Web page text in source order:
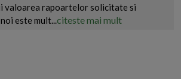
valoarea rapoartelor solicitate si
este mult...citeste mai mult